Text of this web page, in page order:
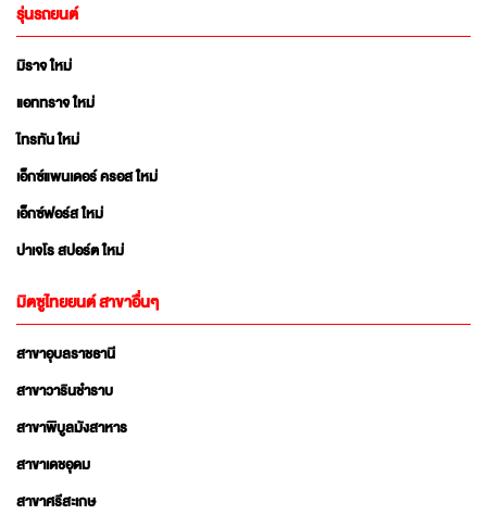
รุ่นรถยนต์
มิราจ ใหม่
แอททราจ ใหม่
ไทรทัน ใหม่
เอ็กซ์แพนเดอร์ ครอส ใหม่
เอ็กซ์ฟอร์ส ใหม่
ปาเจโร สปอร์ต ใหม่
มิตซูไทยยนต์ สาขาอื่นๆ
สาขาอุบลราชธานี
สาขาวารินชำราบ
สาขาพิบูลมังสาหาร
สาขาเดชอุดม
สาขาศรีสะเกษ